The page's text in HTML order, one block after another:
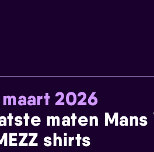
2026
maten
shirts